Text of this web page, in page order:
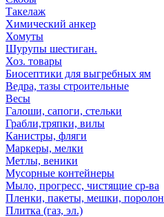
Такелаж
Химический анкер
Хомуты
Шурупы шестиган.
Хоз. товары
Биосептики для выгребных ям
Ведра, тазы строительные
Весы
Галоши, сапоги, стельки
Грабли,тряпки, вилы
Канистры, фляги
Маркеры, мелки
Метлы, веники
Мусорные контейнеры
Мыло, прогресс, чистящие ср-ва
Пленки, пакеты, мешки, поролон
Плитка (газ, эл.)